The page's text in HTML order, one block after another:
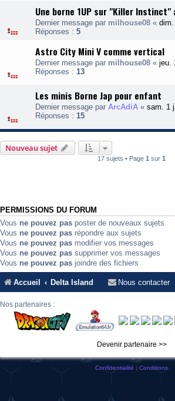
Une borne 1UP sur "Killer Instinct"
Dernier message par milhouse08 «
Réponses : 5
Astro City Mini V comme vertical
Dernier message par milhouse08 « jeu.
Réponses : 13
Les minis Borne Jap pour enfant
Dernier message par ArcAdiA « sam. 1
Réponses : 15
Nouveau sujet
17 sujets • Page 1 sur 1
PERMISSIONS DU FORUM
Vous ne pouvez pas poster de nouveaux sujets
Vous ne pouvez pas répondre aux sujets
Vous ne pouvez pas modifier vos messages
Vous ne pouvez pas supprimer vos messages
Vous ne pouvez pas joindre des fichiers
Accueil Delta Island Nous contacter
Nos partenaires :
Devenir partenaire >>
Confidentialité | Conditions